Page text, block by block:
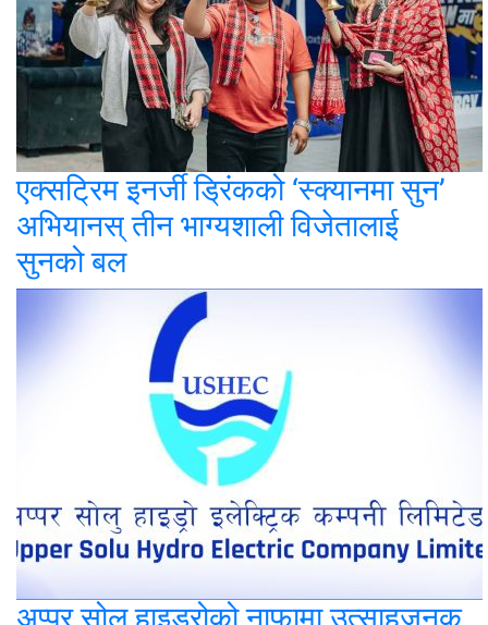
एक्सट्रिम इनर्जी ड्रिंकको ‘स्क्यानमा सुन’
अभियानस् तीन भाग्यशाली विजेतालाई
सुनको बल
अप्पर सोलु हाइड्रोको नाफामा उत्साहजनक